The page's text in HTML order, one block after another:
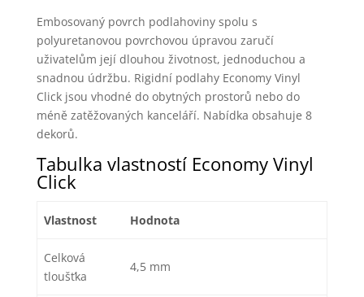
Embosovaný povrch podlahoviny spolu s
polyuretanovou povrchovou úpravou zaručí
uživatelům její dlouhou životnost, jednoduchou a
snadnou údržbu. Rigidní podlahy Economy Vinyl
Click jsou vhodné do obytných prostorů nebo do
méně zatěžovaných kanceláří. Nabídka obsahuje 8
dekorů.
Tabulka vlastností Economy Vinyl
Click
Vlastnost Hodnota
Celková
tloušťka
4,5 mm